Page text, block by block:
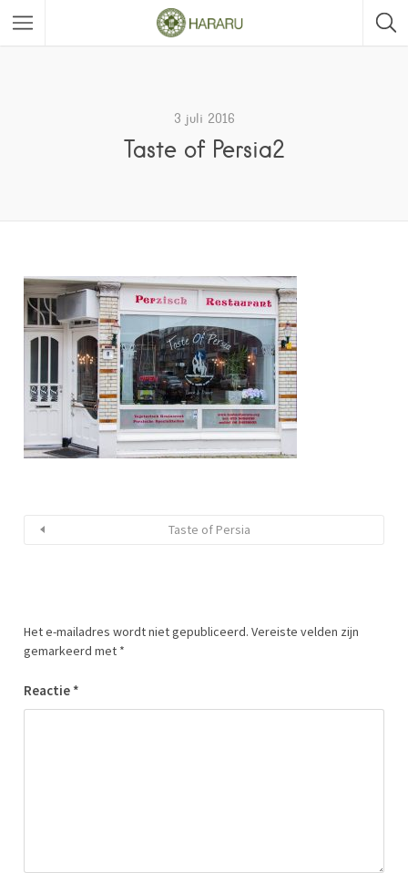
3 juli 2016
Taste of Persia2
Taste of Persia
Het e-mailadres wordt niet gepubliceerd. Vereiste velden zijn
gemarkeerd met *
Reactie *